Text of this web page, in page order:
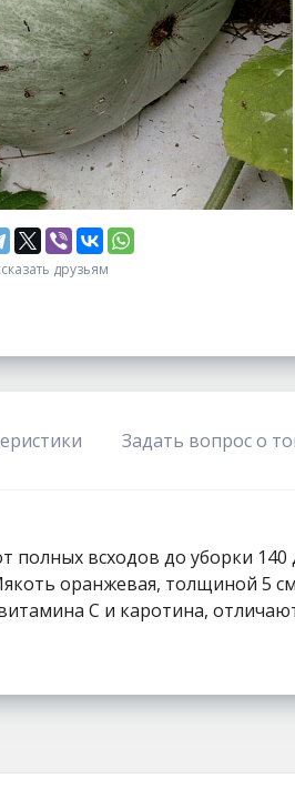
друзьям
Задать вопрос о
полных всходов до уборки
оранжевая, толщиной 5
С и каротина,